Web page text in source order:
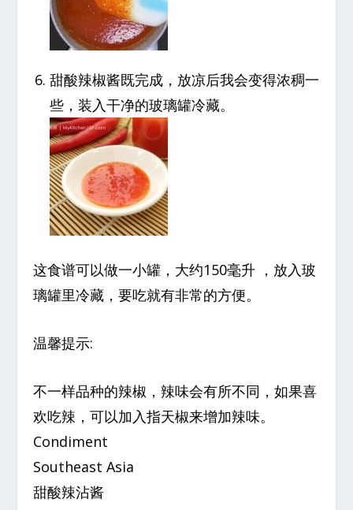
甜酸辣椒酱既完成，放凉后我会变得浓稠一
些，装入干净的玻璃罐冷藏。
这食谱可以做一小罐，大约150毫升 ，放入玻
璃罐里冷藏，要吃就有非常的方便。
温馨提示:
不一样品种的辣椒，辣味会有所不同，如果喜
欢吃辣，可以加入指天椒来增加辣味。
Condiment
Southeast Asia
甜酸辣沾酱